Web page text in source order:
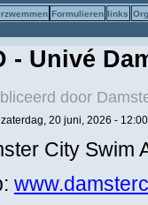
Formulieren links
- Univé
door
zaterdag, 20 juni, 2026 - 12:00
City Swim